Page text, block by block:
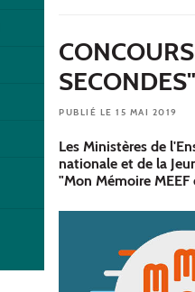
PUBLIÉ LE 15 MAI 2019
Les Ministères de
nationale et de la
"Mon Mémoire